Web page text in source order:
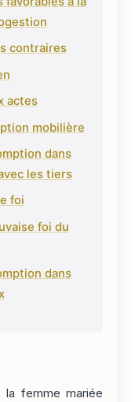
contraires
actes
mobilière
dans
les tiers
foi
foi du
dans
la femme mariée